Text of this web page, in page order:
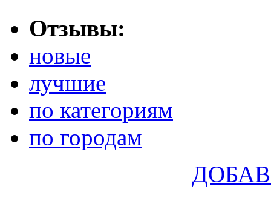
Отзывы:
новые
лучшие
по категориям
по городам